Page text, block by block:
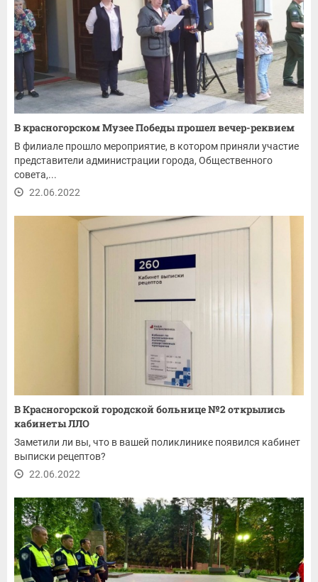
В красногорском Музее Победы прошел вечер-реквием
В филиале прошло мероприятие, в котором приняли участие
представители администрации города, Общественного
совета,...
22.06.2022
В Красногорской городской больнице №2 открылись
кабинеты ЛЛО
Заметили ли вы, что в вашей поликлинике появился кабинет
выписки рецептов?
22.06.2022